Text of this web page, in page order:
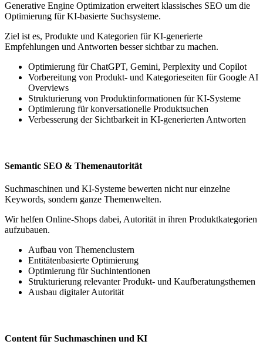
Generative Engine Optimization erweitert klassisches SEO um die
Optimierung für KI-basierte Suchsysteme.
Ziel ist es, Produkte und Kategorien für KI-generierte
Empfehlungen und Antworten besser sichtbar zu machen.
Optimierung für ChatGPT, Gemini, Perplexity und Copilot
Vorbereitung von Produkt- und Kategorieseiten für Google AI
Overviews
Strukturierung von Produktinformationen für KI-Systeme
Optimierung für konversationelle Produktsuchen
Verbesserung der Sichtbarkeit in KI-generierten Antworten
Semantic SEO & Themenautorität
Suchmaschinen und KI-Systeme bewerten nicht nur einzelne
Keywords, sondern ganze Themenwelten.
Wir helfen Online-Shops dabei, Autorität in ihren Produktkategorien
aufzubauen.
Aufbau von Themenclustern
Entitätenbasierte Optimierung
Optimierung für Suchintentionen
Strukturierung relevanter Produkt- und Kaufberatungsthemen
Ausbau digitaler Autorität
Content für Suchmaschinen und KI